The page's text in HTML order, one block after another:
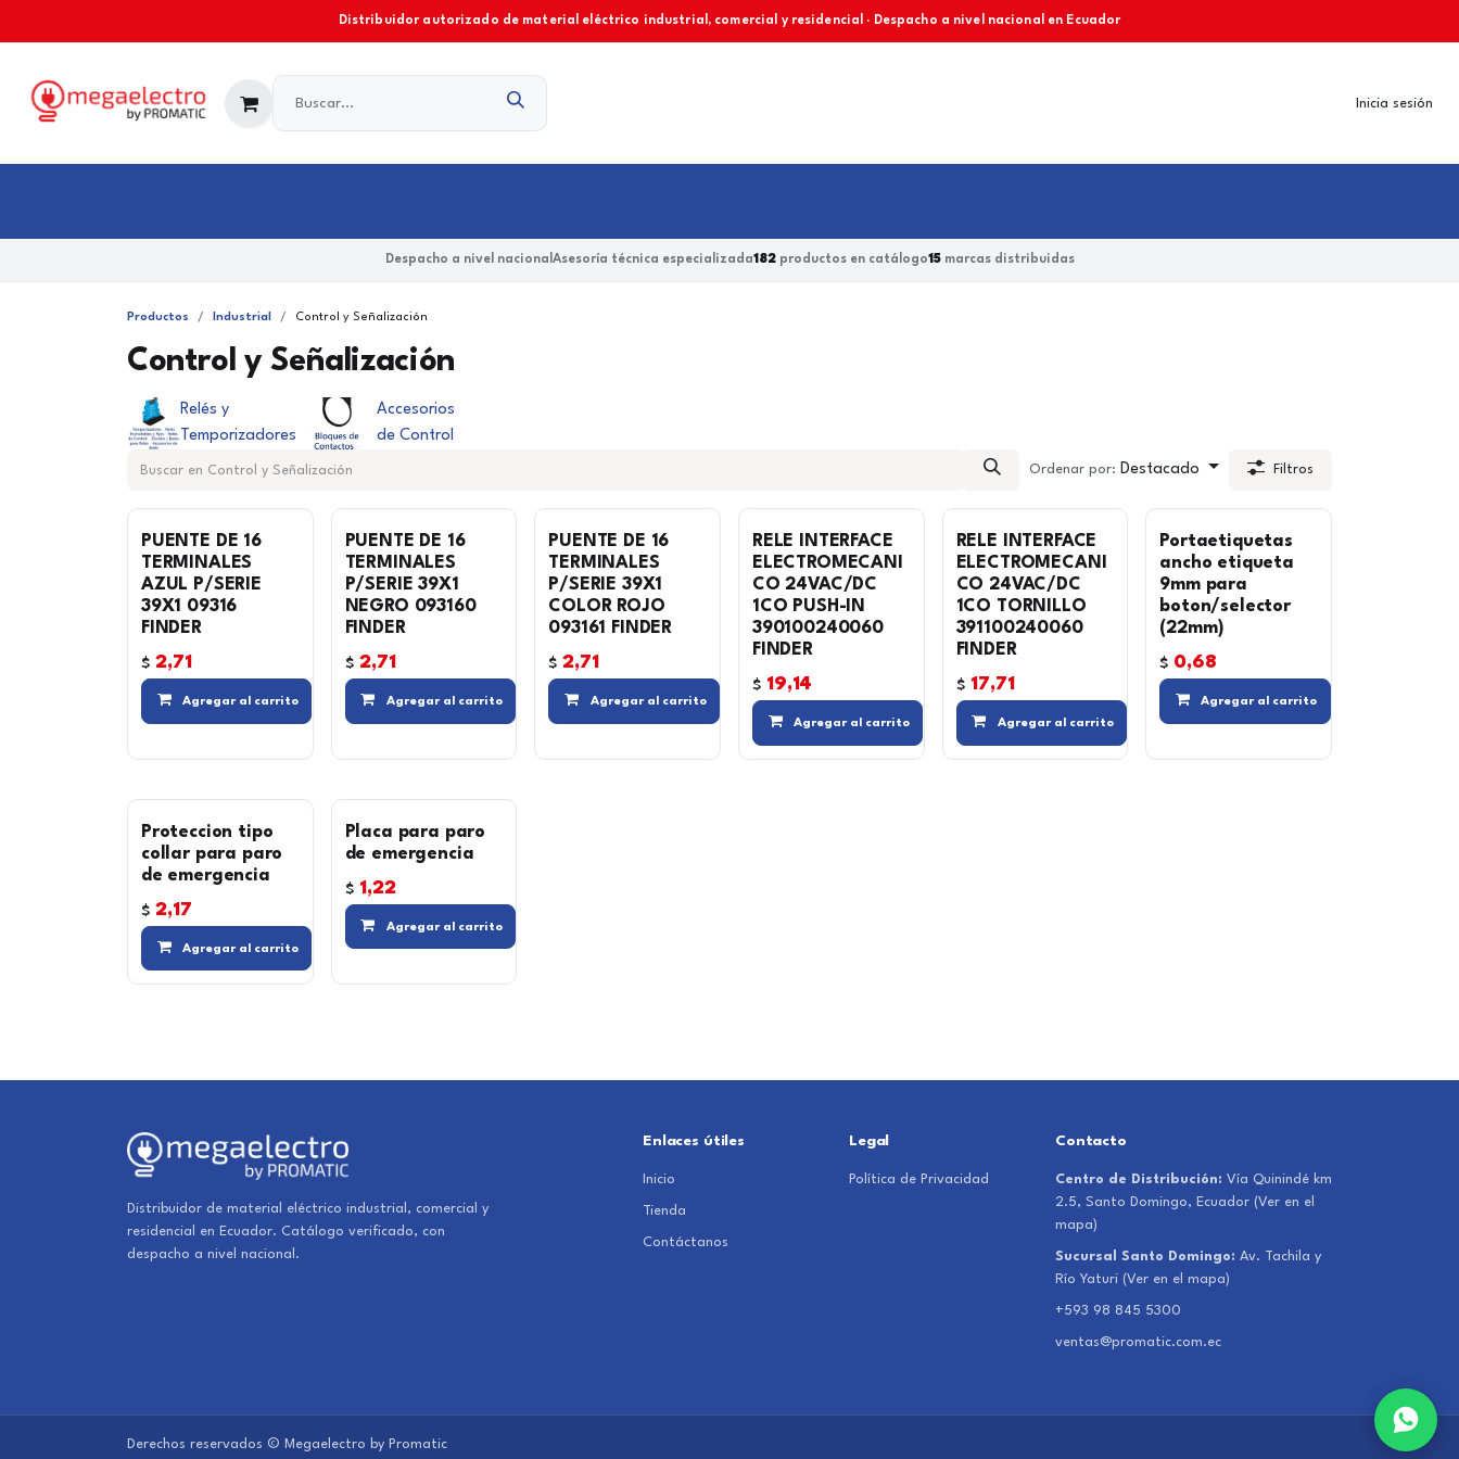
Distribuidor autorizado de material eléctrico industrial, comercial y residencial · Despacho a nivel nacional en Ecuador
Inicia sesión
Despacho a nivel nacional Asesoría técnica especializada182productos en catálogo15marcas distribuidas
Productos Industrial Control y Señalización
Control y Señalización
Relés y
Temporizadores
Accesorios
de Control
Ordenar por: Destacado Filtros
PUENTE DE 16
TERMINALES
AZUL P/SERIE
39X1 09316
FINDER
$ 2,71
Agregar al carrito Compara Agregar a la lista de deseos
PUENTE DE 16
TERMINALES
P/SERIE 39X1
NEGRO 093160
FINDER
$ 2,71
Agregar al carrito Compara Agregar a la lista de deseos
PUENTE DE 16
TERMINALES
P/SERIE 39X1
COLOR ROJO
093161 FINDER
$2,71
Agregar al carrito Compara Agregar a la lista de deseos
RELE INTERFACE
ELECTROMECANI
CO 24VAC/DC
1CO PUSH-IN
390100240060
FINDER
$ 19,14
Agregar al carrito Compara Agregar a la lista de deseos
RELE INTERFACE
ELECTROMECANI
CO 24VAC/DC
1CO TORNILLO
391100240060
FINDER
$ 17,71
Agregar al carrito Compara Agregar a la lista de
Portaetiquetas
ancho etiqueta
9mm para
boton/selector
(22mm)
$ 0,68
Agregar al carrito
Proteccion tipo
collar para paro
de emergencia
$ 2,17
Agregar al carrito Compara Agregar a la lista de deseos
Placa para paro
de emergencia
$ 1,22
Agregar al carrito
Distribuidor de material eléctrico industrial, comercial y
residencial en Ecuador. Catálogo verificado, con
despacho a nivel nacional.
Enlaces útiles
Inicio
Tienda
Contáctanos
Legal
Política de Privacidad
Contacto
Centro de Distribución: Vía Quinindé km
2.5, Santo Domingo, Ecuador (Ver en el
mapa)
Sucursal Santo Domingo: Av. Tachila y
Río Yaturi (Ver en el mapa)
+593 98 845 5300
ventas@promatic.com.ec
Derechos reservados © Megaelectro by Promatic